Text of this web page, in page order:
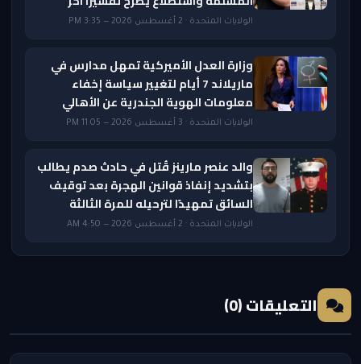
الولايات المتحدة · 2 أغسطس 2026 — 3:35 PM
وزارة العدل الأميركية تمهل مدارس في
ماريلاند 7 أيام لتغيير سياسة إخفاء
معلومات الهوية الجندرية عن الأهالي
الولايات المتحدة · 3 أغسطس 2026 — 11:05 PM
والد عنصر مارينز قُتل في حادث صدم يطالب
بتشديد إنفاذ قوانين الهجرة بعد توقيف
السائق تمهيدًا لترحيله للمرة الثالثة
الولايات المتحدة · 2 أغسطس 2026 — 4:50 AM
التعليقات (0)